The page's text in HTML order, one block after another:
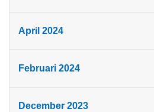
April 2024
Februari 2024
December 2023